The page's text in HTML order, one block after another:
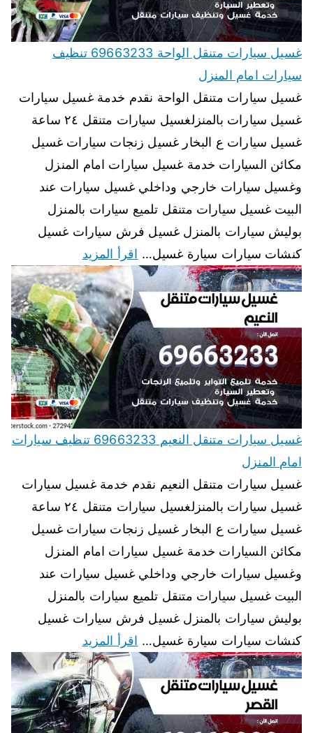
غسيل سيارات متنقل الواحة 69663233 تنظيف
سيارات امام المنزل
غسيل سيارات متنقل الواحة نقدم خدمة غسيل سيارات
غسيل سيارات بالمنزلغسيل سيارات متنقل ٢٤ ساعة
غسيل سيارات ع البخار غسيل زنجات سيارات غسيل
مكائن السيارات خدمة غسيل سيارات امام المنزل
وغسيل سيارات خارجي وداخلي غسيل سيارات عند
البيت غسيل سيارات متنقل تلميع سيارات بالمنزل
بوليش سيارات بالمنزل غسيل فرش سيارات غسيل
كنشات سيارات سيارة غسيل… اقرأ المزيد
غسيل سيارات متنقل النعيم 69663233 تنظيف سيارات
امام المنزل
غسيل سيارات متنقل النعيم نقدم خدمة غسيل سيارات
غسيل سيارات بالمنزلغسيل سيارات متنقل ٢٤ ساعة
غسيل سيارات ع البخار غسيل زنجات سيارات غسيل
مكائن السيارات خدمة غسيل سيارات امام المنزل
وغسيل سيارات خارجي وداخلي غسيل سيارات عند
البيت غسيل سيارات متنقل تلميع سيارات بالمنزل
بوليش سيارات بالمنزل غسيل فرش سيارات غسيل
كنشات سيارات سيارة غسيل… اقرأ المزيد